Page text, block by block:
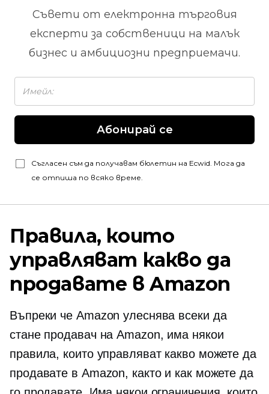
Съвети от електронна търговия
експерти за собственици на малък
бизнес и амбициозни предприемачи.
Абонирай се
Съгласен съм да получавам бюлетин на Ecwid. Мога да
се отпиша по всяко време.
Правила, които
управляват какво да
продавате в Amazon
Въпреки че Amazon улеснява всеки да
стане продавач на Amazon, има някои
правила, които управляват какво можете да
продавате в Amazon, както и как можете да